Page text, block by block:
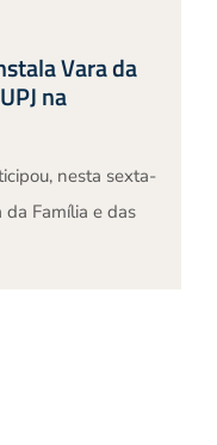
Vara da
na
nesta sexta-
Família e das